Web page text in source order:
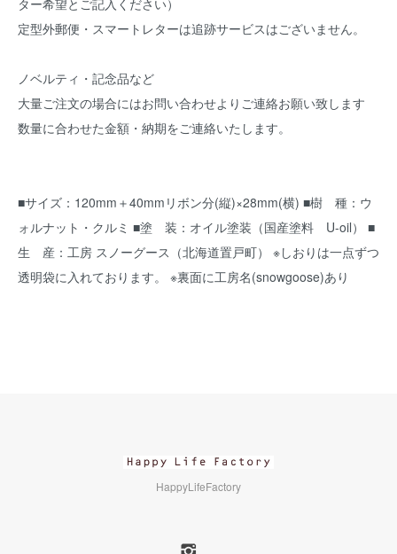
ター希望とご記入ください）
定型外郵便・スマートレターは追跡サービスはございません。
ノベルティ・記念品など
大量ご注文の場合にはお問い合わせよりご連絡お願い致します
数量に合わせた金額・納期をご連絡いたします。
■サイズ：120mm＋40mmリボン分(縦)×28mm(横) ■樹 種：ウ
ォルナット・クルミ ■塗 装：オイル塗装（国産塗料 U-oil） ■
生 産：工房 スノーグース（北海道置戸町） ※しおりは一点ずつ
透明袋に入れております。 ※裏面に工房名(snowgoose)あり
HappyLifeFactory